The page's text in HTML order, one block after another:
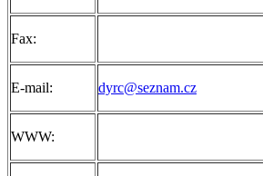
Fax:
E-mail: dyrc@seznam.cz
WWW: